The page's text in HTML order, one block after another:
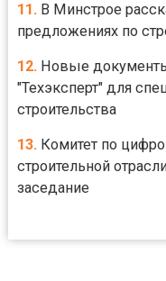
11.В Минстрое
предложениях по
12.Новые документы
"Техэксперт" для
строительства
13.Комитет по
строительной
заседание